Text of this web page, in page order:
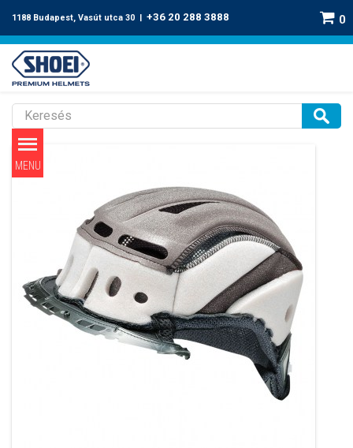
1188 Budapest, Vasút utca 30 | +36 20 288 3888 0
Neotec arc és fejpárnák